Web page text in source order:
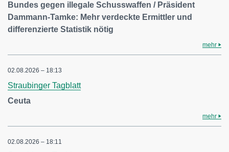
Bundes gegen illegale Schusswaffen / Präsident
Dammann-Tamke: Mehr verdeckte Ermittler und
differenzierte Statistik nötig
mehr
02.08.2026 – 18:13
Straubinger Tagblatt
Ceuta
mehr
02.08.2026 – 18:11